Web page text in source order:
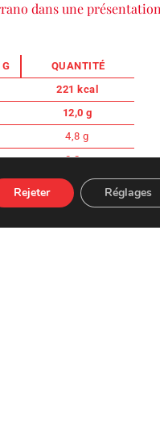
dans une
QUANTITÉ
221 kcal
12,0 g
4,8 g
0,2 g
0,2 g
28,0 g
5,0 g
Rejeter Réglages